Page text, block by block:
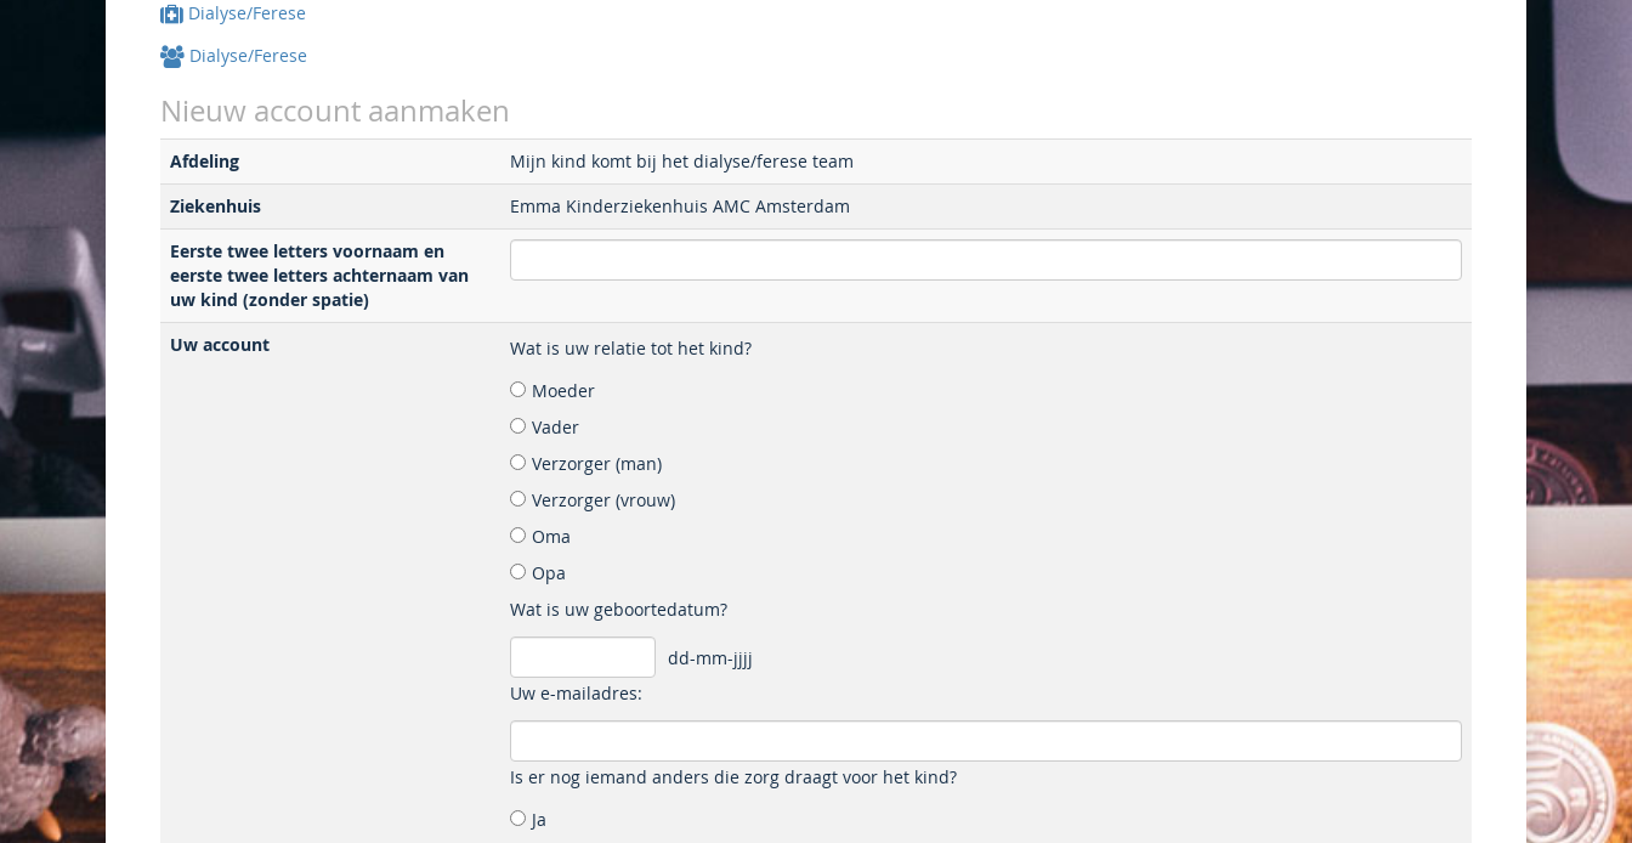
Dialyse/Ferese
Dialyse/Ferese
Nieuw account aanmaken
Afdeling
Mijn kind komt bij het dialyse/ferese team
Ziekenhuis
Emma Kinderziekenhuis AMC Amsterdam
Eerste twee letters voornaam en
eerste twee letters achternaam van
uw kind (zonder spatie)
Uw account
Wat is uw relatie tot het kind?
Moeder
Vader
Verzorger (man)
Verzorger (vrouw)
Oma
Opa
Wat is uw geboortedatum?
dd-mm-jjjj
Uw e-mailadres:
Is er nog iemand anders die zorg draagt voor het kind?
Ja